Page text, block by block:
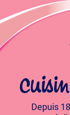
Depuis